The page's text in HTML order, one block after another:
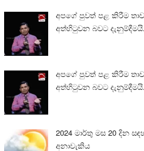
අපගේ පුවත් පළ කිරීම
අත්හිටුවන බවට දැනුම්දීමයි.
අපගේ පුවත් පළ කිරීම
අත්හිටුවන බවට දැනුම්දීමයි.
2024 මාර්තු මස 20 දින
අනාවැකිය